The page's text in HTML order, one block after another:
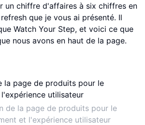
un chiffre d'affaires à six chiffres en
que je vous ai présenté. Il
Watch Your Step, et voici ce que
nous avons en haut de la page.
de la page de produits pour le
et l'expérience utilisateur